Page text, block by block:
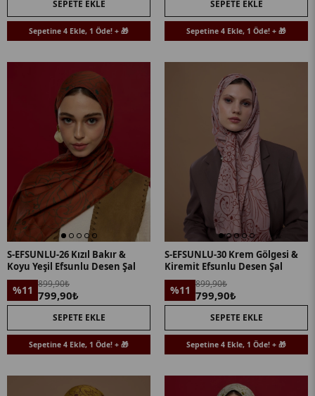
SEPETE EKLE
Sepetine 4 Ekle, 1 Öde! + 🎁
SEPETE EKLE
Sepetine 4 Ekle, 1 Öde! + 🎁
S-EFSUNLU-26 Kızıl Bakır &
Koyu Yeşil Efsunlu Desen Şal
%11 899,90₺
799,90₺
SEPETE EKLE
Sepetine 4 Ekle, 1 Öde! + 🎁
S-EFSUNLU-30 Krem Gölgesi &
Kiremit Efsunlu Desen Şal
%11 899,90₺
799,90₺
SEPETE EKLE
Sepetine 4 Ekle, 1 Öde! + 🎁